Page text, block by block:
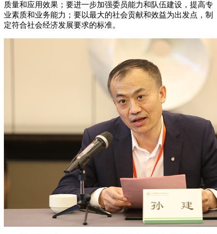
质量和应用效果；要进一步加强委员能力和队伍建设，提高专
业素质和业务能力；要以最大的社会贡献和效益为出发点，制
定符合社会经济发展要求的标准。